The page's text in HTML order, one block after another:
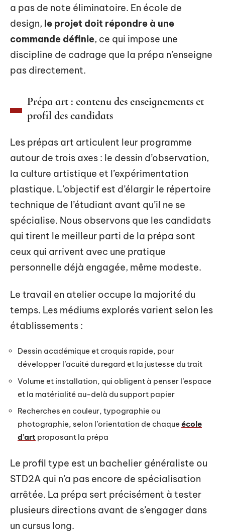
a pas de note éliminatoire. En école de
design, le projet doit répondre à une
commande définie, ce qui impose une
discipline de cadrage que la prépa n’enseigne
pas directement.
Prépa art : contenu des enseignements et
profil des candidats
Les prépas art articulent leur programme
autour de trois axes : le dessin d’observation,
la culture artistique et l’expérimentation
plastique. L’objectif est d’élargir le répertoire
technique de l’étudiant avant qu’il ne se
spécialise. Nous observons que les candidats
qui tirent le meilleur parti de la prépa sont
ceux qui arrivent avec une pratique
personnelle déjà engagée, même modeste.
Le travail en atelier occupe la majorité du
temps. Les médiums explorés varient selon les
établissements :
Dessin académique et croquis rapide, pour
développer l’acuité du regard et la justesse du trait
Volume et installation, qui obligent à penser l’espace
et la matérialité au-delà du support papier
Recherches en couleur, typographie ou
photographie, selon l’orientation de chaque école
d’art proposant la prépa
Le profil type est un bachelier généraliste ou
STD2A qui n’a pas encore de spécialisation
arrêtée. La prépa sert précisément à tester
plusieurs directions avant de s’engager dans
un cursus long.